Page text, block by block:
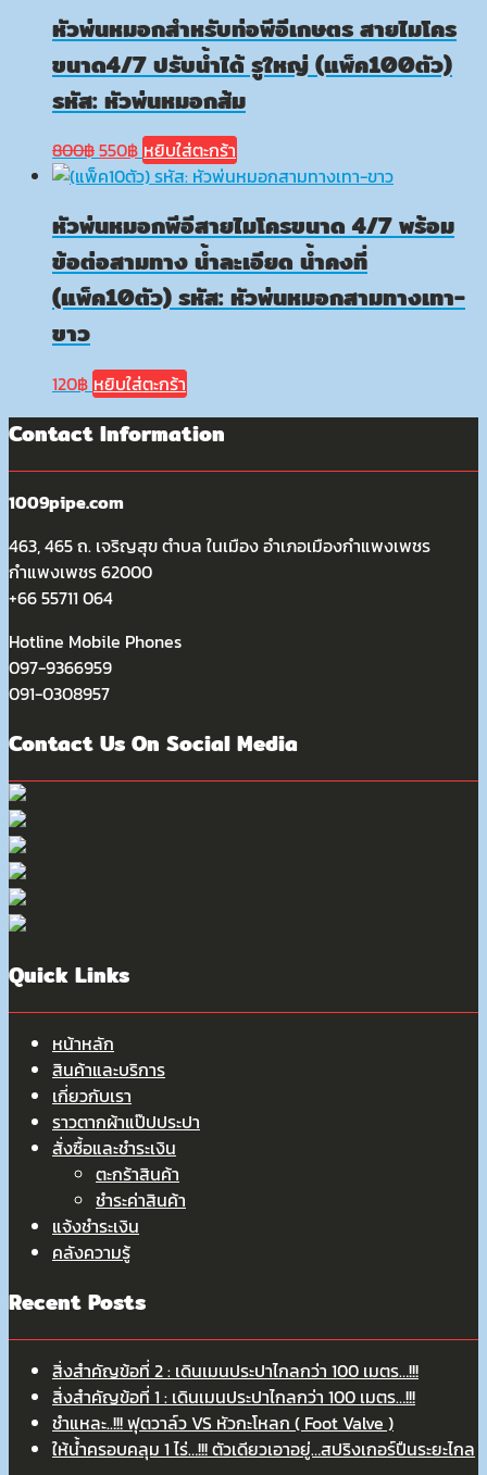
หัวพ่นหมอกสำหรับท่อพีอีเกษตร สายไมโคร
ขนาด4/7 ปรับน้ำได้ รูใหญ่ (แพ็ค100ตัว)
รหัส: หัวพ่นหมอกส้ม
800฿Original
price
800฿.
550฿Current
price
550฿.
หยิบใส่ตะกร้า
หัวพ่นหมอกพีอีสายไมโครขนาด 4/7 พร้อม
ข้อต่อสามทาง น้ำละเอียด น้ำคงที่
(แพ็ค10ตัว) รหัส: หัวพ่นหมอกสามทางเทา-
ขาว
120฿ หยิบใส่ตะกร้า
Contact Information
1009pipe.com
463, 465 ถ. เจริญสุข ตำบล ในเมือง อำเภอเมืองกำแพงเพชร
กำแพงเพชร 62000
+66 55711 064
Hotline Mobile Phones
097-9366959
091-0308957
Contact Us On Social Media
Quick Links
หน้าหลัก
สินค้าและบริการ
เกี่ยวกับเรา
ราวตากผ้าแป๊ปประปา
สั่งซื้อและชำระเงิน
ตะกร้าสินค้า
ชำระค่าสินค้า
แจ้งชำระเงิน
คลังความรู้
Recent Posts
สิ่งสำคัญข้อที่ 2 : เดินเมนประปาไกลกว่า 100 เมตร…!!!
สิ่งสำคัญข้อที่ 1 : เดินเมนประปาไกลกว่า 100 เมตร…!!!
ชำแหละ..!!! ฟุตวาล์ว VS หัวกะโหลก ( Foot Valve )
ให้น้ำครอบคลุม 1 ไร่…!!! ตัวเดียวเอาอยู่…สปริงเกอร์ปืนระยะไกล